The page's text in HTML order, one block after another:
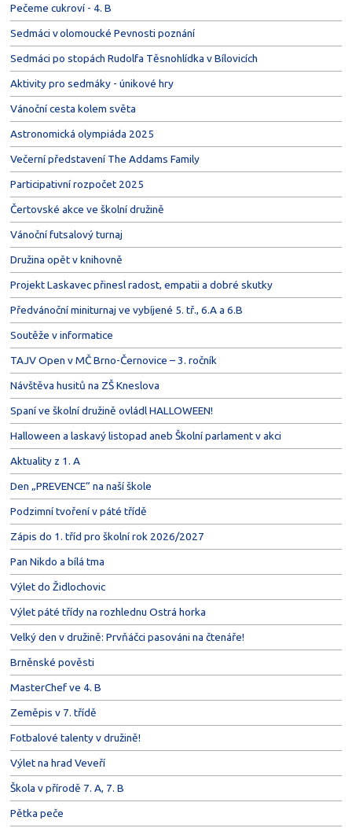
Pečeme cukroví - 4. B
Sedmáci v olomoucké Pevnosti poznání
Sedmáci po stopách Rudolfa Těsnohlídka v Bílovicích
Aktivity pro sedmáky - únikové hry
Vánoční cesta kolem světa
Astronomická olympiáda 2025
Večerní představení The Addams Family
Participativní rozpočet 2025
Čertovské akce ve školní družině
Vánoční futsalový turnaj
Družina opět v knihovně
Projekt Laskavec přinesl radost, empatii a dobré skutky
Předvánoční miniturnaj ve vybíjené 5. tř., 6.A a 6.B
Soutěže v informatice
TAJV Open v MČ Brno-Černovice – 3. ročník
Návštěva husitů na ZŠ Kneslova
Spaní ve školní družině ovládl HALLOWEEN!
Halloween a laskavý listopad aneb Školní parlament v akci
Aktuality z 1. A
Den „PREVENCE“ na naší škole
Podzimní tvoření v páté třídě
Zápis do 1. tříd pro školní rok 2026/2027
Pan Nikdo a bílá tma
Výlet do Židlochovic
Výlet páté třídy na rozhlednu Ostrá horka
Velký den v družině: Prvňáčci pasováni na čtenáře!
Brněnské pověsti
MasterChef ve 4. B
Zeměpis v 7. třídě
Fotbalové talenty v družině!
Výlet na hrad Veveří
Škola v přírodě 7. A, 7. B
Pětka peče